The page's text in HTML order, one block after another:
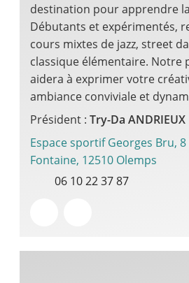
destination pour apprendre
Débutants et expérimentés,
cours mixtes de jazz, street
classique élémentaire. Notre
aidera à exprimer votre
ambiance conviviale et
Président : Try-Da ANDRIEUX
Espace sportif Georges Bru, 8
Fontaine, 12510 Olemps
06 10 22 37 87